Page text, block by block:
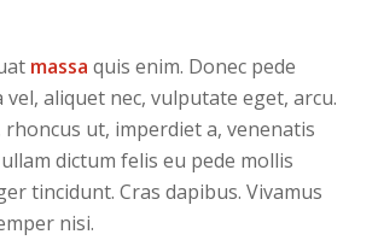
massa quis enim. Donec pede
aliquet nec, vulputate eget, arcu.
ut, imperdiet a, venenatis
dictum felis eu pede mollis
tincidunt. Cras dapibus. Vivamus
nisi.